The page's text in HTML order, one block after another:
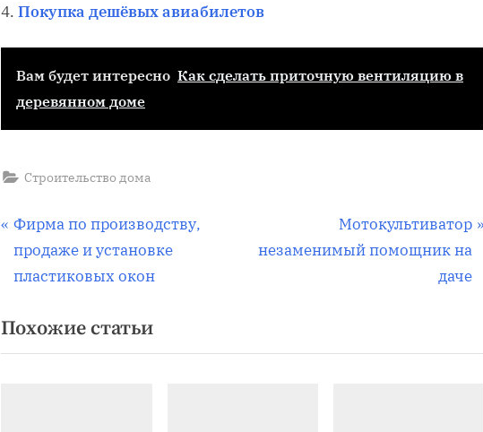
Покупка дешёвых авиабилетов
Вам будет интересно Как сделать приточную вентиляцию в
деревянном доме
Строительство дома
Навигация
по
П
р
е
ы
д
Фирма по производству,
продаже и установке
пластиковых окон
С
л
ю
Мотокультиватор
незаменимый помощник на
даче
Похожие статьи